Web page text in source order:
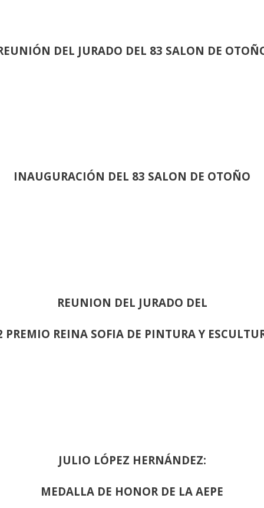
DEL JURADO DEL 83 SALON DE
INAUGURACIÓN DEL 83 SALON DE OTOÑO
REUNION DEL JURADO DEL
PREMIO REINA SOFIA DE PINTURA Y
JULIO LÓPEZ HERNÁNDEZ:
MEDALLA DE HONOR DE LA AEPE